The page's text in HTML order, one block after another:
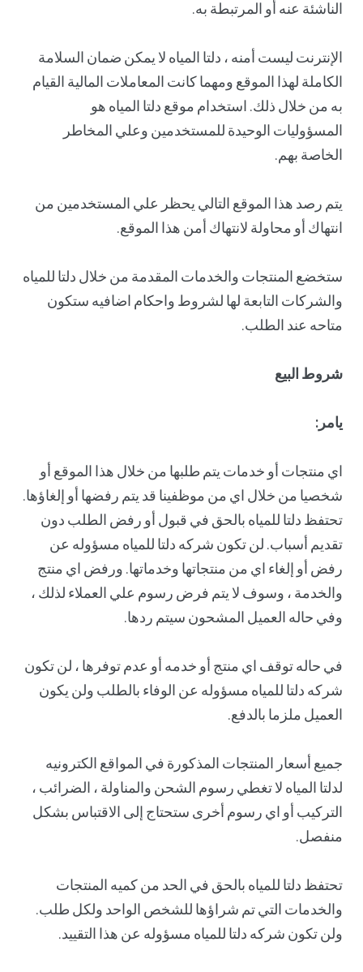
الناشئة عنه أو المرتبطة به.
الإنترنت ليست أمنه ، دلتا المياه لا يمكن ضمان السلامة
الكاملة لهذا الموقع ومهما كانت المعاملات المالية القيام
به من خلال ذلك. استخدام موقع دلتا المياه هو
المسؤوليات الوحيدة للمستخدمين وعلي المخاطر
الخاصة بهم.
يتم رصد هذا الموقع التالي يحظر علي المستخدمين من
انتهاك أو محاولة لانتهاك أمن هذا الموقع.
ستخضع المنتجات والخدمات المقدمة من خلال دلتا للمياه
والشركات التابعة لها لشروط واحكام اضافيه ستكون
متاحه عند الطلب.
شروط البيع
يامر:
اي منتجات أو خدمات يتم طلبها من خلال هذا الموقع أو
شخصيا من خلال اي من موظفينا قد يتم رفضها أو إلغاؤها.
تحتفظ دلتا للمياه بالحق في قبول أو رفض الطلب دون
تقديم أسباب. لن تكون شركه دلتا للمياه مسؤوله عن
رفض أو إلغاء اي من منتجاتها وخدماتها. ورفض اي منتج
والخدمة ، وسوف لا يتم فرض رسوم علي العملاء لذلك ،
وفي حاله العميل المشحون سيتم ردها.
في حاله توقف اي منتج أو خدمه أو عدم توفرها ، لن تكون
شركه دلتا للمياه مسؤوله عن الوفاء بالطلب ولن يكون
العميل ملزما بالدفع.
جميع أسعار المنتجات المذكورة في المواقع الكترونيه
لدلتا المياه لا تغطي رسوم الشحن والمناولة ، الضرائب ،
التركيب أو اي رسوم أخرى ستحتاج إلى الاقتباس بشكل
منفصل.
تحتفظ دلتا للمياه بالحق في الحد من كميه المنتجات
والخدمات التي تم شراؤها للشخص الواحد ولكل طلب.
ولن تكون شركه دلتا للمياه مسؤوله عن هذا التقييد.